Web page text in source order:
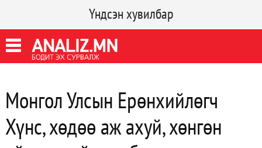
Үндсэн хувилбар
Монгол Улсын Ерөнхийлөгч
Хүнс, хөдөө аж ахуй, хөнгөн